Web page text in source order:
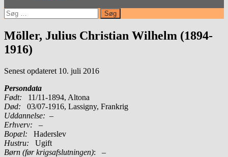
Søg
efter:
Möller, Julius Christian Wilhelm (1894-
1916)
Senest opdateret 10. juli 2016
Persondata
Født: 11/11-1894, Altona
Død: 03/07-1916, Lassigny, Frankrig
Uddannelse: –
Erhverv: –
Bopæl: Haderslev
Hustru: Ugift
Børn (før krigsafslutningen): –